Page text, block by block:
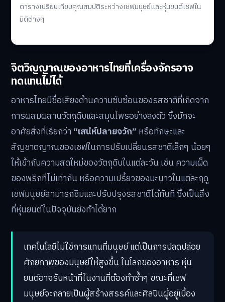
ตารางเปรียบเทียบคุณสมบัติระหว่างเชฟมนุษย์และหุ่นยนต์เชฟใน
มิติต่างๆ
จิตวิญญาณของอาหารไทยที่เครื่องจักรอาจ
ทดแทนไม่ได้
อาหารไทยมีชื่อเสียงด้านความซับซ้อนของรสชาติที่เกิดจาก
การผสมผสานวัตถุดิบและสมุนไพรอย่างลงตัว ซึ่งมักจะ
อาศัยสิ่งที่เรียกว่า “เสน่ห์ปลายจวัก” หรือทักษะและ
สัญชาตญาณของเชฟในการปรับเปลี่ยนรสชาติเล็กๆ น้อยๆ
ให้เข้ากับความสดใหม่ของวัตถุดิบในแต่ละวัน เช่น ความเผ็ด
ของพริกที่ไม่เท่ากัน หรือความเปรี้ยวของมะนาวในแต่ละฤดู
เชฟมนุษย์สามารถชิมและปรับปรุงรสชาติได้ทันที ซึ่งเป็นสิ่ง
ที่หุ่นยนต์ในปัจจุบันยังทำได้ยาก
เทคโนโลยีไม่ใช่การแทนที่มนุษย์ แต่เป็นการปลดปล่อย
ศักยภาพของมนุษย์ให้สูงขึ้น ในโลกของอาหาร หุ่น
ยนต์อาจรับหน้าที่ในงานที่ต้องทำซ้ำๆ ขณะที่เชฟ
มนุษย์จะกลายเป็นผู้สร้างสรรค์และศิลปินผู้อยู่เบื้อง